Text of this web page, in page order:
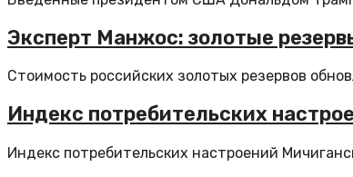
Эксперт Манжос: золотые
Стоимость российских золотых резервов
Индекс потребительских
Индекс потребительских настроений